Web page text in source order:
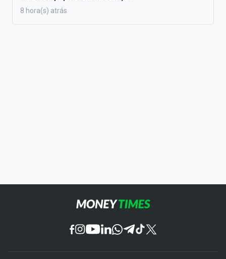
8 hora(s) atrás